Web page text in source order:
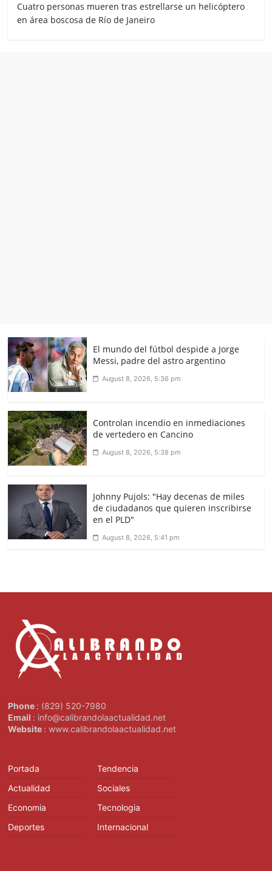
Cuatro personas mueren tras estrellarse un helicóptero
en área boscosa de Río de Janeiro
El mundo del fútbol despide a Jorge
Messi, padre del astro argentino
August 8, 2026, 5:36 pm
Controlan incendio en inmediaciones
de vertedero en Cancino
August 8, 2026, 5:38 pm
Johnny Pujols: "Hay decenas de miles
de ciudadanos que quieren inscribirse
en el PLD"
August 8, 2026, 5:41 pm
Phone : (829) 520-7980
Email : info@calibrandolaactualidad.net
Website : www.calibrandolaactualidad.net
Portada
Actualidad
Economia
Deportes
Tendencia
Sociales
Tecnologia
Internacional